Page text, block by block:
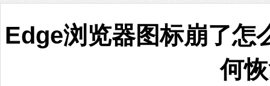
Edge浏览器图标崩了怎
何